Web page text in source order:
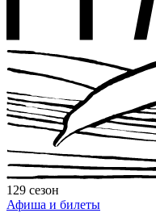
129 сезон
Афиша и билеты